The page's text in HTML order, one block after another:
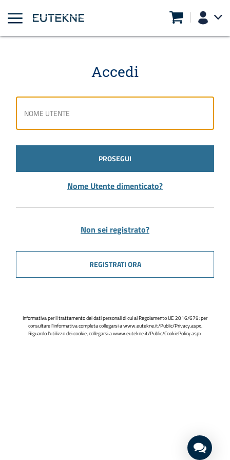
Accedi
PROSEGUI
Nome Utente dimenticato?
Non sei registrato?
REGISTRATI ORA
Informativa per il trattamento dei dati personali di cui al Regolamento UE 2016/679: per
consultare l'informativa completa collegarsi awww.eutekne.it/Public/Privacy.aspx.
Riguardo l'utilizzo dei cookie, collegarsi awww.eutekne.it/Public/CookiePolicy.aspx